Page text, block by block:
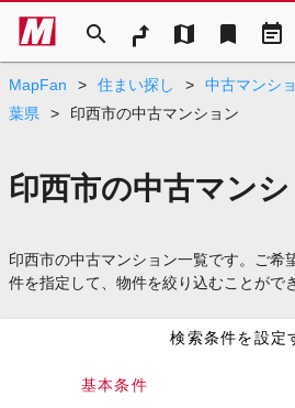
search map bookmark event_note
MapFan > 住まい探し > 中古マンシ
葉県
> 印西市の中古マンション
印西市の中古マン
印西市の中古マンション一覧です。ご希
件を指定して、物件を絞り込むことがで
検索条件を設定
基本条件